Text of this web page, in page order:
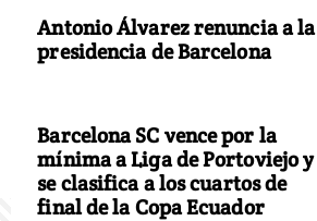
Antonio Álvarez renuncia a la
presidencia de Barcelona
Barcelona SC vence por la
mínima a Liga de Portoviejo y
se clasifica a los cuartos de
final de la Copa Ecuador